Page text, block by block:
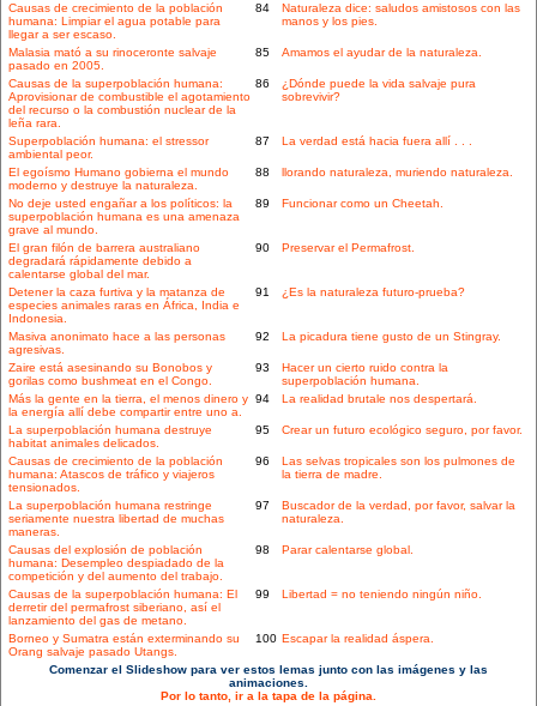
Causas de crecimiento de la población
humana: Limpiar el agua potable para
llegar a ser escaso.
84
Naturaleza dice: saludos amistosos con las
manos y los pies.
Malasia mató a su rinoceronte salvaje
pasado en 2005.
85 Amamos el ayudar de la naturaleza.
Causas de la superpoblación humana:
Aprovisionar de combustible el agotamiento
del recurso o la combustión nuclear de la
leña rara.
86
¿Dónde puede la vida salvaje pura
sobrevivir?
Superpoblación humana: el stressor
ambiental peor.
87 La verdad está hacia fuera allí . . .
El egoísmo Humano gobierna el mundo
moderno y destruye la naturaleza.
88 llorando naturaleza, muriendo naturaleza.
No deje usted engañar a los políticos: la
superpoblación humana es una amenaza
grave al mundo.
89 Funcionar como un Cheetah.
El gran filón de barrera australiano
degradará rápidamente debido a
calentarse global del mar.
90 Preservar el Permafrost.
Detener la caza furtiva y la matanza de
especies animales raras en África, India e
Indonesia.
91 ¿Es la naturaleza futuro-prueba?
Masiva anonimato hace a las personas
agresivas.
92 La picadura tiene gusto de un Stingray.
Zaire está asesinando su Bonobos y
gorilas como bushmeat en el Congo.
93
Hacer un cierto ruido contra la
superpoblación humana.
Más la gente en la tierra, el menos dinero y
la energía allí debe compartir entre uno a.
94 La realidad brutale nos despertará.
La superpoblación humana destruye
habitat animales delicados.
95 Crear un futuro ecológico seguro, por favor.
Causas de crecimiento de la población
humana: Atascos de tráfico y viajeros
tensionados.
96
Las selvas tropicales son los pulmones de
la tierra de madre.
La superpoblación humana restringe
seriamente nuestra libertad de muchas
maneras.
97
Buscador de la verdad, por favor, salvar la
naturaleza.
Causas del explosión de población
humana: Desempleo despiadado de la
competición y del aumento del trabajo.
98 Parar calentarse global.
Causas de la superpoblación humana: El
derretir del permafrost siberiano, así el
lanzamiento del gas de metano.
99 Libertad = no teniendo ningún niño.
Borneo y Sumatra están exterminando su
Orang salvaje pasado Utangs.
100 Escapar la realidad áspera.
Comenzar el Slideshow para ver estos lemas junto con las imágenes y las
animaciones.
Por lo tanto, ir a la tapa de la página.